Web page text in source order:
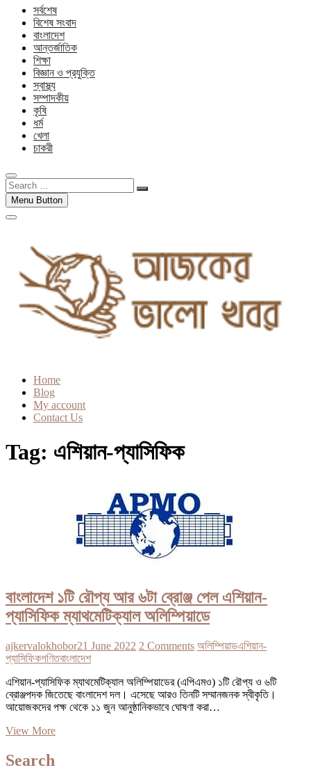
সর্বশেষ
বিশেষ সংবাদ
বাংলাদেশ
আন্তর্জাতিক
শিক্ষা
বিজ্ঞান ও প্রযুক্তি
স্বাস্থ্য
সম্পাদকীয়
কৃষি
ধর্ম
খেলা
চাকরী
Search
…Menu Button
Home
Blog
My account
Contact Us
Tag: এশিয়ান-প্যাসিফিক
বাংলাদেশ ১টি রৌপ্য আর ৬টা ব্রোঞ্জ পেল এশিয়ান-
প্যাসিফিক ম্যাথমেটিক্যাল অলিম্পিয়াডে
ajkervalokhobor21 June 2022 2 Comments অলিম্পিয়াডএশিয়ান-
প্যাসিফিকগণিতবাংলাদেশ
এশিয়ান-প্যাসিফিক ম্যাথমেটিক্যাল অলিম্পিয়াডের (এপিএমও) ১টি রৌপ্য ও ৬টি
ব্রোঞ্জপদক জিতেছে বাংলাদেশ দল। এসেছে আরও তিনটি সম্মানজনক স্বীকৃতি।
আয়োজকদের পক্ষ থেকে ১১ জুন আনুষ্ঠানিকভাবে ঘোষণা করা…
View Moreবাংলাদেশ
Search